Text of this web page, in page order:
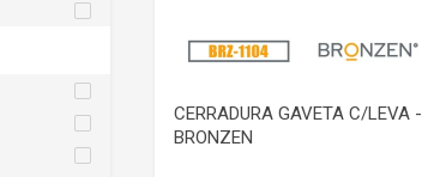
CERRADURA GAVETA C/LEVA -
BRONZEN
VER DETALLE